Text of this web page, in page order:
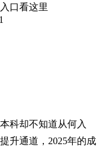
口看这里
本科却不知道从何入
升通道，2025年的成